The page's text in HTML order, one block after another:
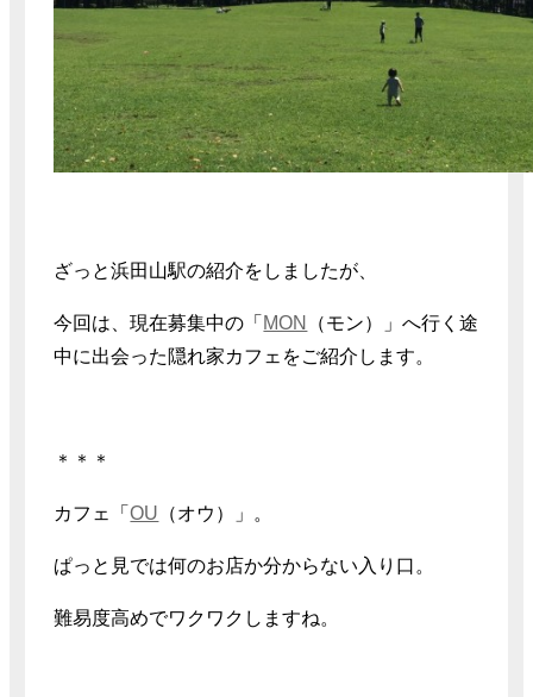
ざっと浜田山駅の紹介をしましたが、
今回は、現在募集中の「 MON
（モン）」へ行く途
中に出会った隠れ家カフェをご紹介します。
＊＊＊
カフェ「OU （オウ）」。
ぱっと見では何のお店か分からない入り口。
難易度高めでワクワクしますね。